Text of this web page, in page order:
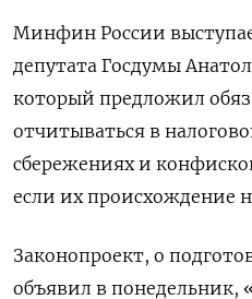
Минфин России
депутата Госдумы
который предложил
отчитываться в
сбережениях и
если их происхождение
Законопроект, о
объявил в понедельник,